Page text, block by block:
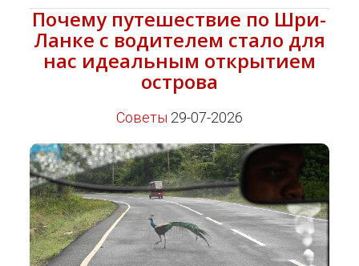
Почему путешествие по Шри-
Ланке с водителем стало для
нас идеальным открытием
острова
Советы 29-07-2026